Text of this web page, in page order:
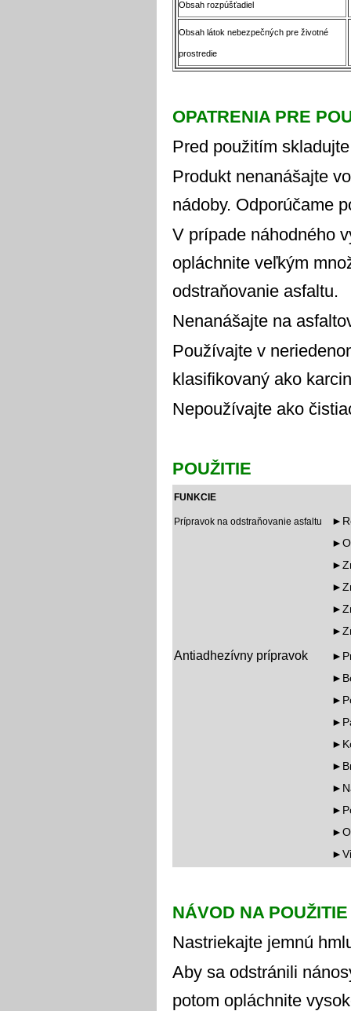
Obsah rozpúšťadiel
Obsah látok nebezpečných pre životné
prostredie
OPATRENIA PRE
Pred použitím
Produkt nenanášajte
nádoby. Odporúčame
V prípade náhodného
opláchnite veľkým
odstraňovanie asfaltu.
Nenanášajte na
Používajte v
klasifikovaný ako
Nepoužívajte ako
POUŽITIE
FUNKCIE
Prípravok na odstraňovanie asfaltu
Antiadhezívny prípravok
NÁVOD NA POUŽITIE
Nastriekajte jemnú
Aby sa odstránili
potom opláchnite